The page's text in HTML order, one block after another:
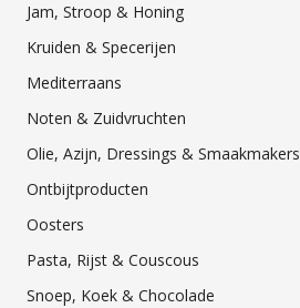
Jam, Stroop & Honing
Kruiden & Specerijen
Mediterraans
Noten & Zuidvruchten
Olie, Azijn, Dressings & Smaakmakers
Ontbijtproducten
Oosters
Pasta, Rijst & Couscous
Snoep, Koek & Chocolade